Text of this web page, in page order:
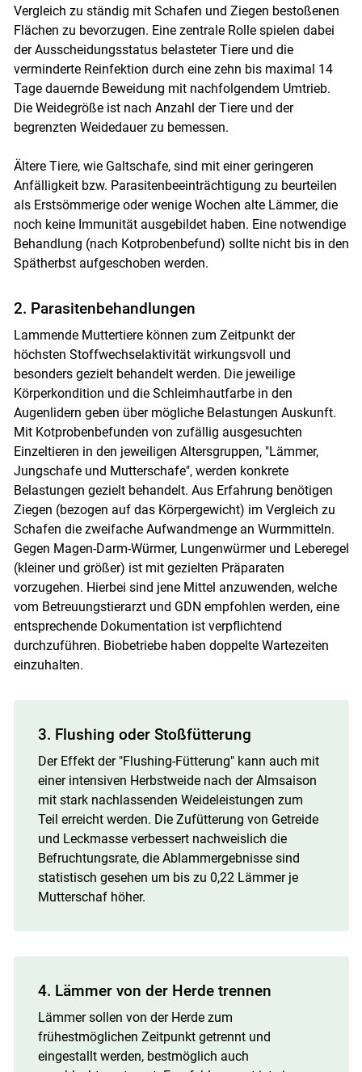
Skip to main content
Vergleich zu ständig mit Schafen und Ziegen bestoßenen
Flächen zu bevorzugen. Eine zentrale Rolle spielen dabei
der Ausscheidungsstatus belasteter Tiere und die
verminderte Reinfektion durch eine zehn bis maximal 14
Tage dauernde Beweidung mit nachfolgendem Umtrieb.
Die Weidegröße ist nach Anzahl der Tiere und der
begrenzten Weidedauer zu bemessen.
Ältere Tiere, wie Galtschafe, sind mit einer geringeren
Anfälligkeit bzw. Parasitenbeeinträchtigung zu beurteilen
als Erstsömmerige oder wenige Wochen alte Lämmer, die
noch keine Immunität ausgebildet haben. Eine notwendige
Behandlung (nach Kotprobenbefund) sollte nicht bis in den
Spätherbst aufgeschoben werden.
2. Parasiten­­behandlungen
Lammende Muttertiere können zum Zeitpunkt der
höchsten Stoffwechselaktivität wirkungsvoll und
besonders gezielt behandelt werden. Die jeweilige
Körperkondition und die Schleimhautfarbe in den
Augenlidern geben über mögliche Belastungen Auskunft.
Mit Kotprobenbefunden von zufällig ausgesuchten
Einzeltieren in den jeweiligen Altersgruppen, "Lämmer,
Jungschafe und Mutterschafe", werden konkrete
Belastungen gezielt behandelt. Aus Erfahrung benötigen
Ziegen (bezogen auf das Körpergewicht) im Vergleich zu
Schafen die zweifache Aufwandmenge an Wurmmitteln.
Gegen Magen-Darm-Würmer, Lungenwürmer und Leberegel
(kleiner und größer) ist mit gezielten Präparaten
vorzugehen. Hierbei sind jene Mittel anzuwenden, welche
vom Betreuungstierarzt und GDN empfohlen werden, eine
entsprechende Dokumentation ist verpflichtend
durchzuführen. Biobetriebe haben doppelte Wartezeiten
einzuhalten.
3. Flushing oder Stoßfütterung
Der Effekt der "Flushing-Fütterung" kann auch mit
einer intensiven Herbstweide nach der Almsaison
mit stark nachlassenden Weideleistungen zum
Teil erreicht werden. Die Zufütterung von Getreide
und Leckmasse verbessert nachweislich die
Befruchtungsrate, die Ablammergebnisse sind
statistisch gesehen um bis zu 0,22 Lämmer je
Mutterschaf höher.
4. Lämmer von der Herde trennen
Lämmer sollen von der Herde zum
frühestmöglichen Zeitpunkt getrennt und
eingestallt werden, bestmöglich auch